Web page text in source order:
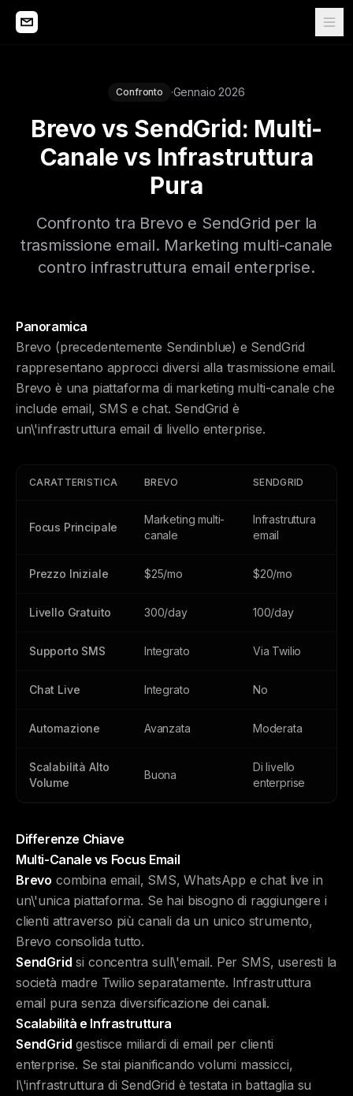
Confronto ·Gennaio 2026
Brevo vs SendGrid: Multi-
Canale vs Infrastruttura
Pura
Confronto tra Brevo e SendGrid per la
trasmissione email. Marketing multi-canale
contro infrastruttura email enterprise.
Panoramica
Brevo (precedentemente Sendinblue) e SendGrid
rappresentano approcci diversi alla trasmissione email.
Brevo è una piattaforma di marketing multi-canale che
include email, SMS e chat. SendGrid è
un\'infrastruttura email di livello enterprise.
CARATTERISTICA BREVO SENDGRID
Focus Principale
Marketing multi-
canale
Infrastruttura
email
Prezzo Iniziale $25/mo $20/mo
Livello Gratuito 300/day 100/day
Supporto SMS Integrato Via Twilio
Chat Live Integrato No
Automazione Avanzata Moderata
Scalabilità Alto
Volume
Buona
Di livello
enterprise
Differenze Chiave
Multi-Canale vs Focus Email
Brevo combina email, SMS, WhatsApp e chat live in
un\'unica piattaforma. Se hai bisogno di raggiungere i
clienti attraverso più canali da un unico strumento,
Brevo consolida tutto.
SendGrid si concentra sull\'email. Per SMS, useresti la
società madre Twilio separatamente. Infrastruttura
email pura senza diversificazione dei canali.
Scalabilità e Infrastruttura
SendGrid gestisce miliardi di email per clienti
enterprise. Se stai pianificando volumi massicci,
l\'infrastruttura di SendGrid è testata in battaglia su